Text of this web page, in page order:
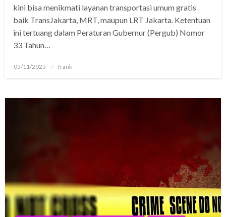
kini bisa menikmati layanan transportasi umum gratis
baik TransJakarta, MRT, maupun LRT Jakarta. Ketentuan
ini tertuang dalam Peraturan Gubernur (Pergub) Nomor
33 Tahun…
Posted
05/11/2025 frank